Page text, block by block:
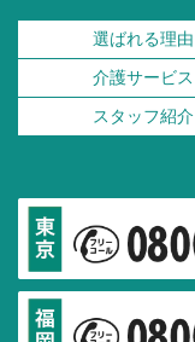
選ばれる理由
介護サービス
スタッフ紹介